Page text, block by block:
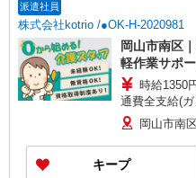
派遣社員
株式会社kotrio /●OK-H-2020981
岡山市南区
軽作業サポ
時給1350
通費全支給(
岡山市南
キープ